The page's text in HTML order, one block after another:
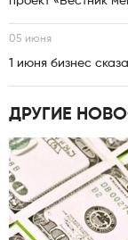
05 июня
1 июня бизнес
ДРУГИЕ